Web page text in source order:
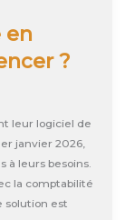
en
?
leur logiciel de
janvier 2026,
à leurs besoins.
la comptabilité
solution est